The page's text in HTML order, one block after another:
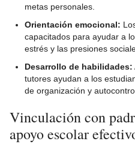
metas personales.
Orientación emocional:
capacitados para ayudar a
estrés y las presiones
Desarrollo de habilidades:
tutores ayudan a los
de organización y
Vinculación con
apoyo escolar